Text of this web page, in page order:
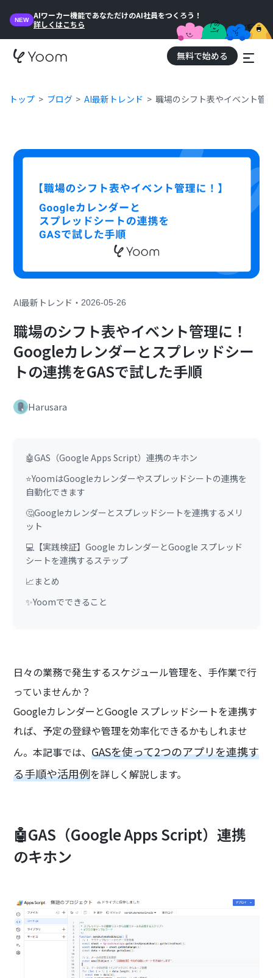
NEW
AIワーカー機能であなただけのAI社員をつくろう！
詳しくはこちら
無料で始める
トップ ブログ AI最新トレンド 職場のシフト表やイベント管
AI最新トレンド ・2026-05-26
職場のシフト表やイベント管理に！
Googleカレンダーとスプレッドシー
トの連携をGASで試した手順
Harusara
🤖GAS（Google Apps Script）連携のキホン
⭐YoomはGoogleカレンダーやスプレッドシートの連携を
自動化できます
🤔Googleカレンダーとスプレッドシートを連携するメリ
ット
💻【実践検証】Google カレンダーとGoogle スプレッド
シートを連携するステップ
📈まとめ
✨Yoomでできること
日々の業務で発生するスケジュール管理を、手作業で行
っていませんか？
GoogleカレンダーとGoogle スプレッドシートを連携す
れば、予定の登録や管理を効率化できるかもしれませ
ん。本記事では、GASを使って2つのアプリを連携す
る手順や活用例を詳しく解説します。
🤖GAS（Google Apps Script）連携
のキホン